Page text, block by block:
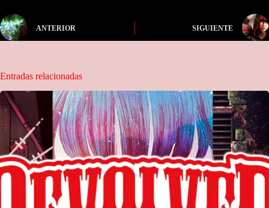
ANTERIOR SIGUIENTE
Entradas relacionadas